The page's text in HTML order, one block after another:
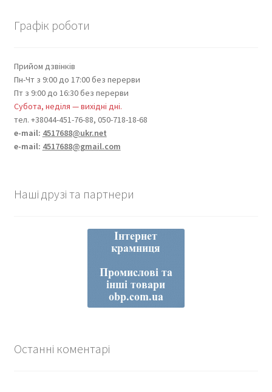
Графік роботи
Прийом дзвінків
Пн-Чт з 9:00 до 17:00 без перерви
Пт з 9:00 до 16:30 без перерви
Субота, неділя — вихідні дні.
тел. +38044-451-76-88, 050-718-18-68
e-mail: 4517688@ukr.net
e-mail: 4517688@gmail.com
Наші друзі та партнери
Останні коментарі